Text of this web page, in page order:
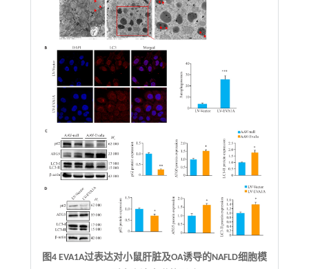
图4 EVA1A过表达对小鼠肝脏及OA诱导的NAFLD细胞模